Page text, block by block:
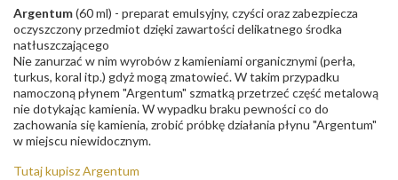
Argentum(60 ml) - preparat emulsyjny, czyści oraz zabezpiecza
oczyszczony przedmiot dzięki zawartości delikatnego środka
natłuszczającego
Nie zanurzać w nim wyrobów z kamieniami organicznymi (perła,
turkus, koral itp.) gdyż mogą zmatowieć. W takim przypadku
namoczoną płynem "Argentum" szmatką przetrzeć część metalową
nie dotykając kamienia. W wypadku braku pewności co do
zachowania się kamienia, zrobić próbkę działania płynu "Argentum"
w miejscu niewidocznym.
Tutaj kupisz Argentum